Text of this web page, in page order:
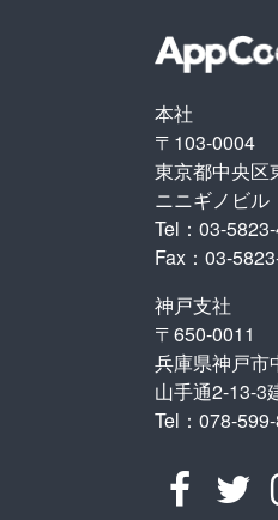
本社
〒103-0004
東京都中央区
ニニギノビル
Tel：03-
Fax：03-
神戸支社
〒650-0011
兵庫県神戸市
山手通2-13-3
Tel：078-